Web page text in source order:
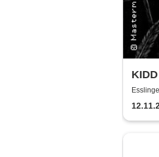
Tour